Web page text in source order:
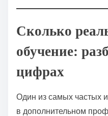
Сколько
обучение:
цифрах
Один из самых частых
в дополнительном